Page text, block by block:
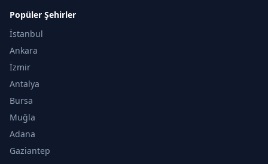
Popüler Şehirler
İstanbul
Ankara
İzmir
Antalya
Bursa
Muğla
Adana
Gaziantep